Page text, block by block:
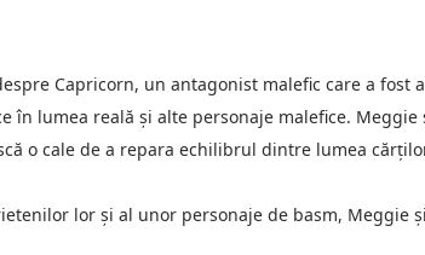
Capricorn, un antagonist malefic care a fost
în lumea reală și alte personaje malefice. Meggie
o cale de a repara echilibrul dintre lumea
lor și al unor personaje de basm, Meggie